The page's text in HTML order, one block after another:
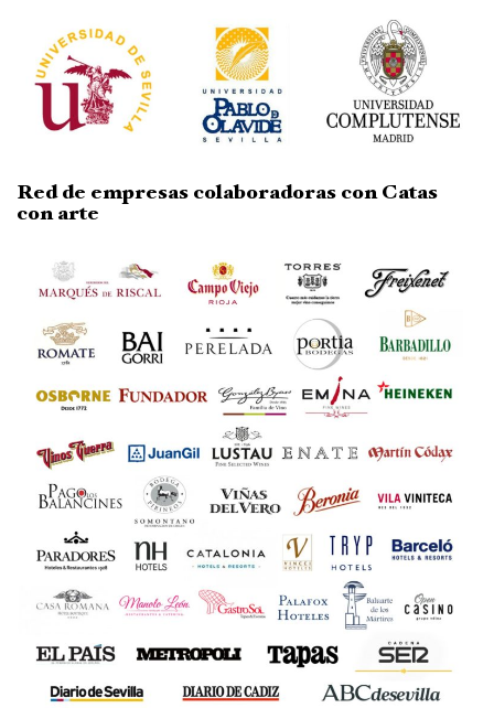
Red de empresas colaboradoras con Catas
con arte